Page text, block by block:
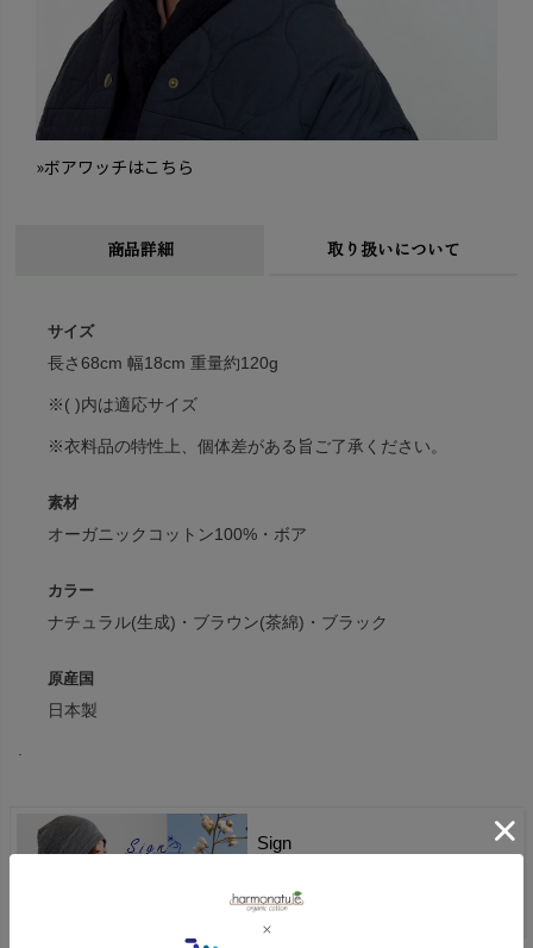
»ボアワッチはこちら
商品詳細 取り扱いについて
サイズ
長さ68cm 幅18cm 重量約120g
※( )内は適応サイズ
※衣料品の特性上、個体差がある旨ご了承ください。
素材
オーガニックコットン100%・ボア
カラー
ナチュラル(生成)・ブラウン(茶綿)・ブラック
原産国
日本製
Sign